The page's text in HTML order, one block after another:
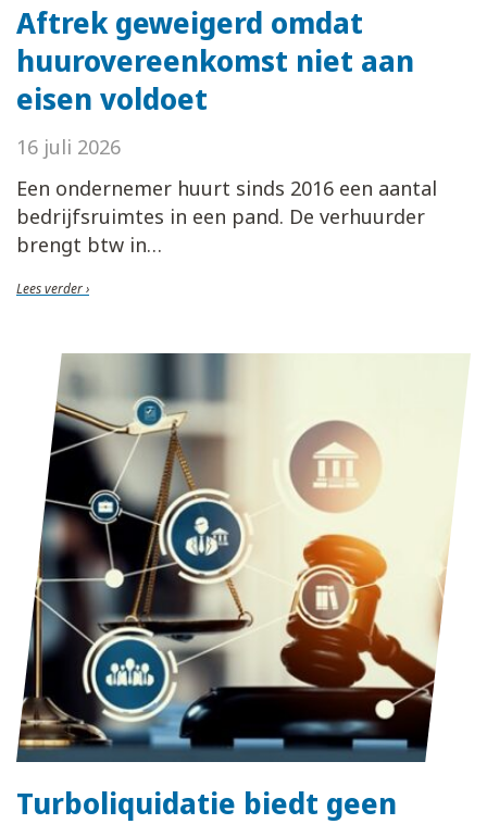
Aftrek geweigerd omdat
huurovereenkomst niet aan
eisen voldoet
16 juli 2026
Een ondernemer huurt sinds 2016 een aantal
bedrijfsruimtes in een pand. De verhuurder
brengt btw in
Lees verder ›
Turboliquidatie biedt geen